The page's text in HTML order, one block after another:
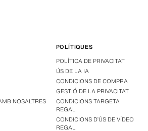
NOSALTRES
POLÍTIQUES
POLÍTICA DE PRIVACITAT
ÚS DE LA IA
CONDICIONS DE COMPRA
GESTIÓ DE LA PRIVACITAT
CONDICIONS TARGETA
REGAL
CONDICIONS D’ÚS DE VÍDEO
REGAL